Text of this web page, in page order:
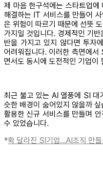
제 마음 한구석에는 스타트업
해결하는 IT 서비스를 만들어
은 위험이 따르기 때문에 선뜻
가지일 것입니다. 경제적인 기
반을 가지고 있지 않다면 투자
어려워집니다. 이러한 측면에
면서도 동시에 도전적인 기업이
최근 불고 있는 AI 열풍에 SI 대
슷한 배경이 숨어있지 않을까
활용한 신규 서비스를 만들며
수 있었습니다.
*확 달라진 SI기업…AI조직 만